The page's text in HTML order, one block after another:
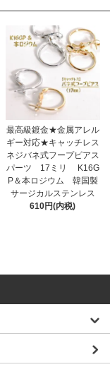
最高級鍍金★金属アレル
ギー対応★キャッチレス
ネジバネ式フープピアス
パーツ 17ミリ K16G
P＆本ロジウム 韓国製
サージカルステンレス
610円(内税)